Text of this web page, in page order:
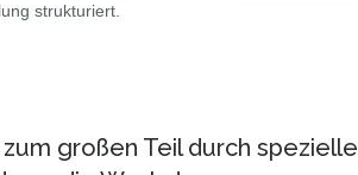
strukturiert.
großen Teil durch spezielle